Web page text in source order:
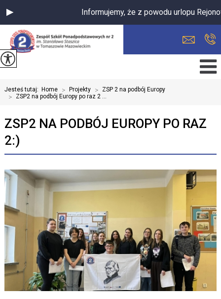
Informujemy, że z powodu urlopu
Jesteś tutaj: Home > Projekty > ZSP 2 na podbój Europy
> ZSP2 na podbój Europy po raz 2 ...
ZSP2 NA PODBÓJ EUROPY PO RAZ
2:)